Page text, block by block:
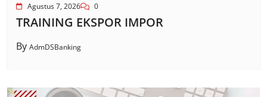
Agustus 7, 2026 0
TRAINING EKSPOR IMPOR
By AdmDSBanking